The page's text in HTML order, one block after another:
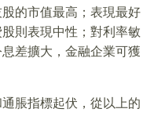
的市值最高；表現最好
則表現中性；對利率敏
差擴大，金融企業可獲
脹指標起伏，從以上的